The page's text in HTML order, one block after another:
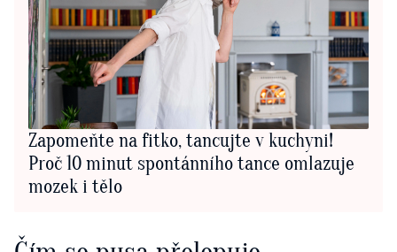
Zapomeňte na fitko, tancujte v kuchyni!
Proč 10 minut spontánního tance omlazuje
mozek i tělo